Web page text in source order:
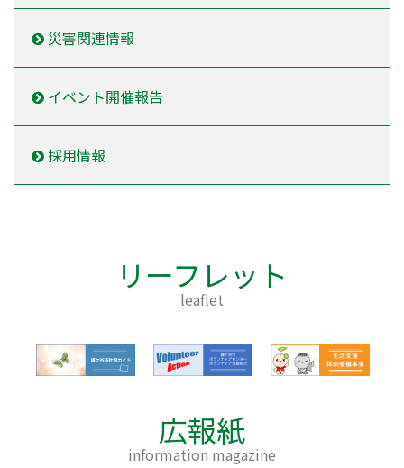
災害関連情報
イベント開催報告
採用情報
リーフレット
leaflet
広報紙
information magazine